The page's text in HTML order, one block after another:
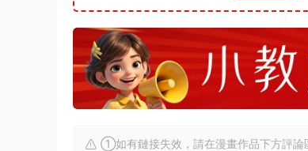
①如有鏈接失效，請在漫畫作品下方評論